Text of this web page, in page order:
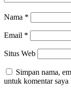
Nama *
Email *
Situs Web
Simpan nama,
untuk komentar saya